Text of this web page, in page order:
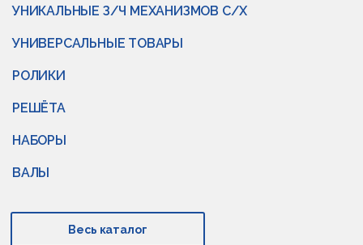
УНИКАЛЬНЫЕ З/Ч МЕХАНИЗМОВ С/Х
УНИВЕРСАЛЬНЫЕ ТОВАРЫ
РОЛИКИ
РЕШЁТА
НАБОРЫ
ВАЛЫ
Весь каталог